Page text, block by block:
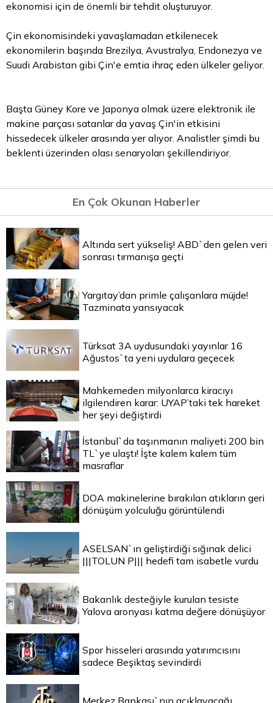
ekonomisi için de önemli bir tehdit oluşturuyor.
Çin ekonomisindeki yavaşlamadan etkilenecek
ekonomilerin başında Brezilya, Avustralya, Endonezya ve
Suudi Arabistan gibi Çin'e emtia ihraç eden ülkeler geliyor.
Başta Güney Kore ve Japonya olmak üzere elektronik ile
makine parçası satanlar da yavaş Çin'in etkisini
hissedecek ülkeler arasında yer alıyor. Analistler şimdi bu
beklenti üzerinden olası senaryoları şekillendiriyor.
En Çok Okunan Haberler
Altında sert yükseliş! ABD`den gelen veri
sonrası tırmanışa geçti
Yargıtay’dan primle çalışanlara müjde!
Tazminata yansıyacak
Türksat 3A uydusundaki yayınlar 16
Ağustos`ta yeni uydulara geçecek
Mahkemeden milyonlarca kiracıyı
ilgilendiren karar: UYAP’taki tek hareket
her şeyi değiştirdi
İstanbul`da taşınmanın maliyeti 200 bin
TL`ye ulaştı! İşte kalem kalem tüm
masraflar
DOA makinelerine bırakılan atıkların geri
dönüşüm yolculuğu görüntülendi
ASELSAN`ın geliştirdiği sığınak delici
|||TOLUN P||| hedefi tam isabetle vurdu
Bakanlık desteğiyle kurulan tesiste
Yalova aronyası katma değere dönüşüyor
Spor hisseleri arasında yatırımcısını
sadece Beşiktaş sevindirdi